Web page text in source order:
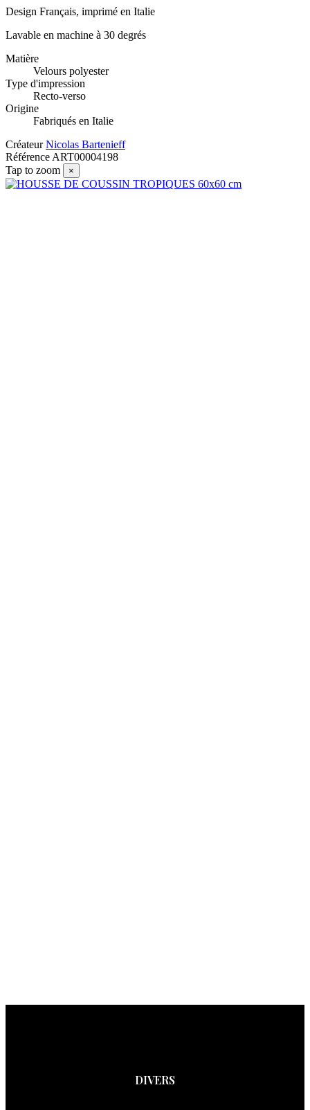
Design Français, imprimé en Italie
Lavable en machine à 30 degrés
Matière
Velours polyester
Type d'impression
Recto-verso
Origine
Fabriqués en Italie
Créateur Nicolas Bartenieff
RéférenceART00004198
Tap to zoom
×
DIVERS